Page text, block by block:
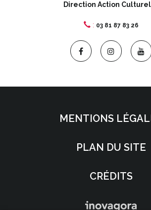
Direction Action
: 03 81 87 83 26
Lien
compte
Lien
compte
MENTIONS
PLAN DU SITE
CRÉDITS